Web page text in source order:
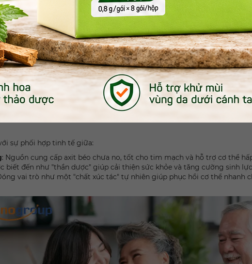
Healsure dinh dưỡng lành mạnh
nghiên cứu và phát triển đặc biệt, dành riêng cho những người cần
duy trì cơ thể khỏe mạnh. Đây là giải pháp dinh dưỡng toàn diện,
sự phối hợp tinh tế giữa:
: Nguồn cung cấp axit béo chưa no, tốt cho tim mạch và hỗ trợ cơ thể
biết đến như "thần dược" giúp cải thiện sức khỏe và tăng cường sinh
vai trò như một "chất xúc tác" tự nhiên giúp phục hồi cơ thể nhanh